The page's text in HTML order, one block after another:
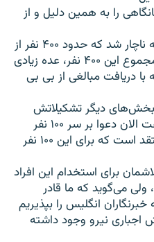
را به همين دليل و از
بی بی سی به دليل کاهش بودجه ناچار شد که حدود ۴۰۰ نفر از
نيروهايش را کاهش دهد که از مجموع اين ۴۰۰ نفر، عده زيادی
دريافت مبالغی از بی بی
ديگر تشکيلاتش
استخدام کرده است . می‌توان گفت الان دعوا بر سر ۱۰۰ نفر
است که مديريت بی بی سی معتقد است که برای اين ۱۰۰ نفر
برای استخدام اين افراد
می‌گويد که ما قادر
انگليس را بپذيريم
نيرو وجود داشته